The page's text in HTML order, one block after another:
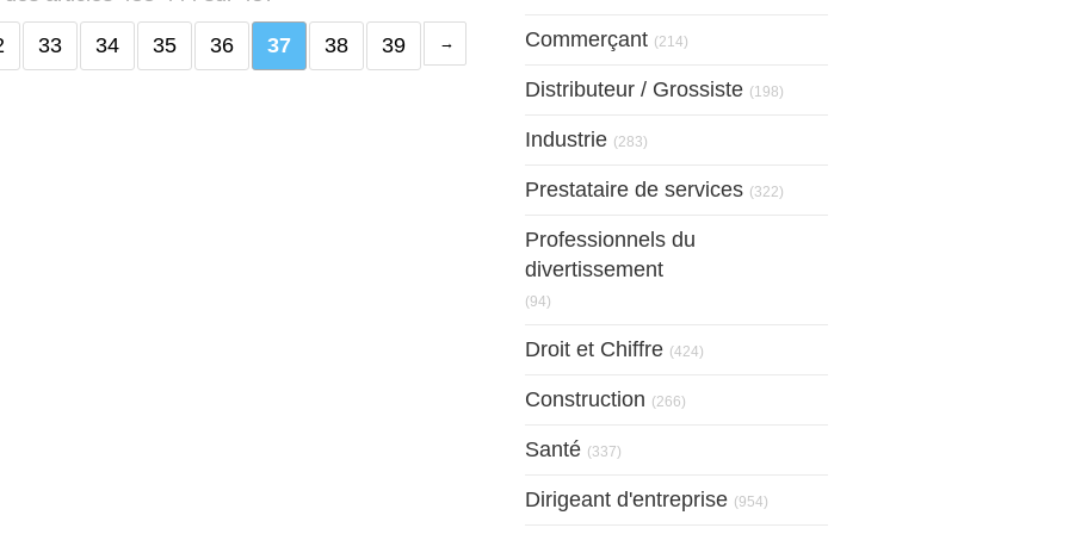
33 34 35 36 37 38 39 Commerçant (214)
Distributeur / Grossiste (198)
Industrie (283)
Prestataire de services (322)
Professionnels du
divertissement
(94)
Droit et Chiffre (424)
Construction (266)
Santé (337)
Dirigeant d'entreprise (954)